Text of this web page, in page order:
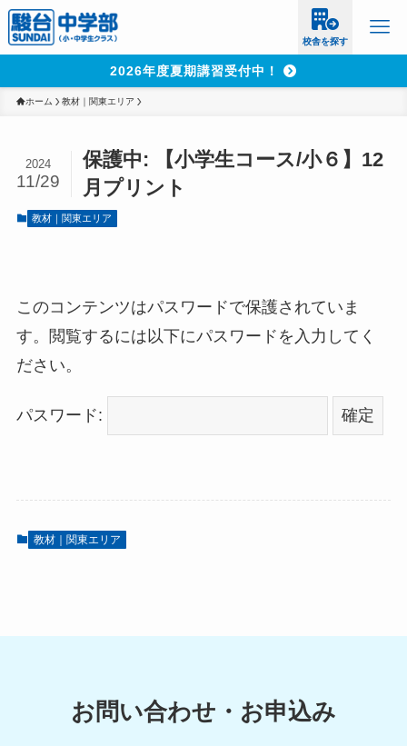
校舎を探す
2026年度夏期講習受付中！
ホーム 教材｜関東エリア
保護中: 【小学生コース/小６】12
月プリント
2024
11/29
教材｜関東エリア
このコンテンツはパスワードで保護されていま
す。閲覧するには以下にパスワードを入力してく
ださい。
パスワード:
教材｜関東エリア
お問い合わせ・お申込み